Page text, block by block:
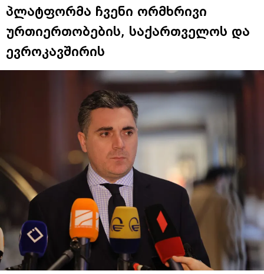
პლატფორმა ჩვენი ორმხრივი
ურთიერთობების, საქართველოს და
ევროკავშირის